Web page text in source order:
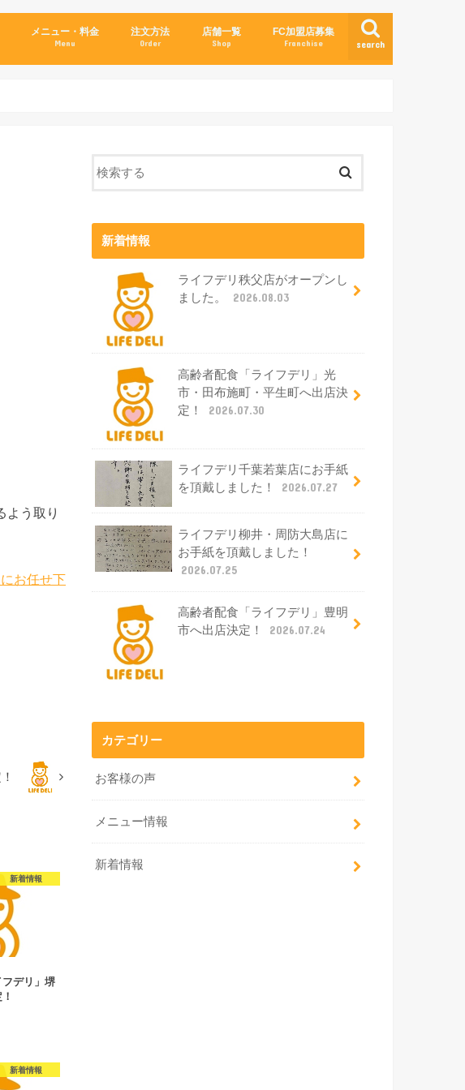
search
メニュー・料金
Menu
注文方法
Order
店舗一覧
Shop
FC加盟店募集
Franchise
よう取り
お任せ下
新着情報
デリ」堺
新着情報
新着情報
ライフデリ秩父店がオープンし
ました。
2026.08.03
高齢者配食「ライフデリ」光
市・田布施町・平生町へ出店決
定！
2026.07.30
ライフデリ千葉若葉店にお手紙
を頂戴しました！
2026.07.27
ライフデリ柳井・周防大島店に
お手紙を頂戴しました！
2026.07.25
高齢者配食「ライフデリ」豊明
市へ出店決定！
2026.07.24
カテゴリー
お客様の声
メニュー情報
新着情報